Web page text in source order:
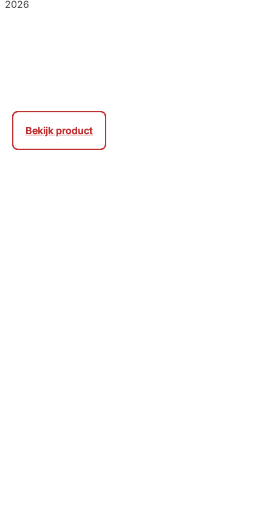
Bekijk product
Bekijk product
Bekijk product
2026